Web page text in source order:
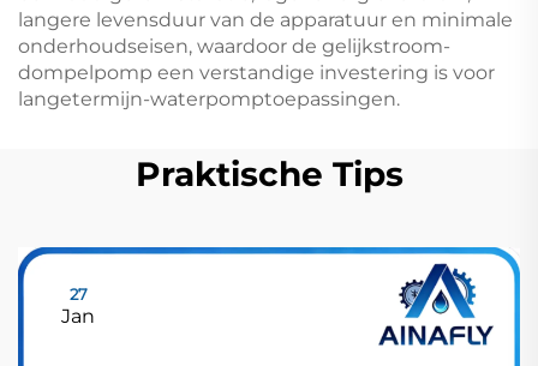
langere levensduur van de apparatuur en minimale
onderhoudseisen, waardoor de gelijkstroom-
dompelpomp een verstandige investering is voor
langetermijn-waterpomptoepassingen.
Praktische Tips
27
Jan